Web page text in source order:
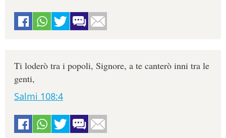
Ti loderò tra i popoli, Signore, a te canterò inni tra le
genti,
Salmi 108:4